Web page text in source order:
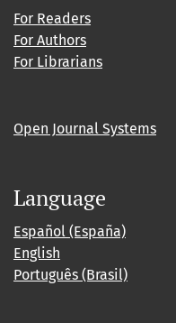
For Readers
For Authors
For Librarians
Open Journal Systems
Language
Español (España)
English
Português (Brasil)